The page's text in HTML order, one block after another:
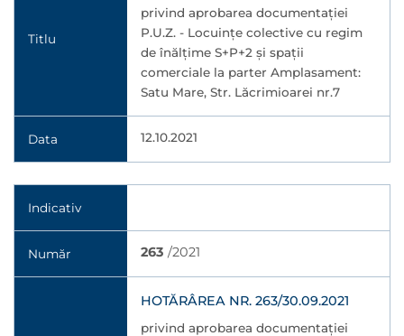
Titlu
privind aprobarea documentaţiei
P.U.Z. - Locuinţe colective cu regim
de înălţime S+P+2 şi spaţii
comerciale la parter Amplasament:
Satu Mare, Str. Lăcrimioarei nr.7
Data 12.10.2021
Indicativ
Număr 263 /2021
HOTĂRÂREA NR. 263/30.09.2021
privind aprobarea documentaţiei